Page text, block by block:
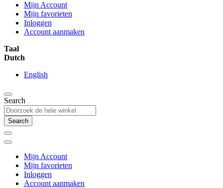
Mijn Account
Mijn favorieten
Inloggen
Account aanmaken
Taal
Dutch
English
Search
Search
Mijn Account
Mijn favorieten
Inloggen
Account aanmaken